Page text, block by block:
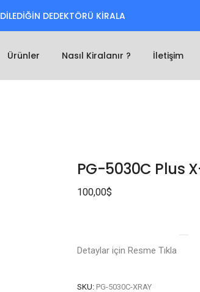
DİLEDİĞİN DEDEKTÖRÜ KİRALA
Ürünler Nasıl Kiralanır ? İletişim
PG-5030C Plus
100,00$
Detaylar için Resme Tıkla
SKU: PG-5030C-XRAY